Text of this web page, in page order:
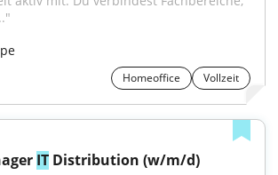
Homeoffice Vollzeit
IT Distribution (w/m/d)